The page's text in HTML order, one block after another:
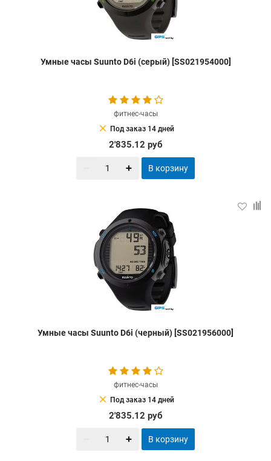
Умные часы Suunto D6i (серый) [SS021954000]
фитнес-часы
clear Под заказ 14 дней
2'835.12 руб
В корзину
Умные часы Suunto D6i (черный) [SS021956000]
фитнес-часы
clear Под заказ 14 дней
2'835.12 руб
В корзину